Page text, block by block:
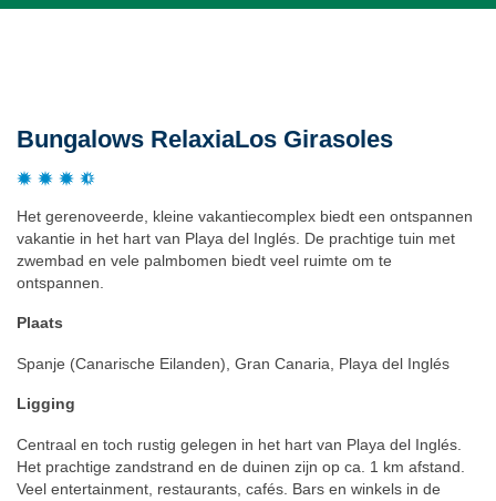
Bungalows RelaxiaLos Girasoles
Het gerenoveerde, kleine vakantiecomplex biedt een ontspannen
vakantie in het hart van Playa del Inglés. De prachtige tuin met
zwembad en vele palmbomen biedt veel ruimte om te
ontspannen.
Plaats
Spanje (Canarische Eilanden), Gran Canaria, Playa del Inglés
Ligging
Centraal en toch rustig gelegen in het hart van Playa del Inglés.
Het prachtige zandstrand en de duinen zijn op ca. 1 km afstand.
Veel entertainment, restaurants, cafés. Bars en winkels in de